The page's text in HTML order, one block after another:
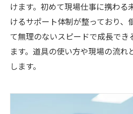
けます。初めて現場仕事に携わる
けるサポート体制が整っており、
て無理のないスピードで成長でき
ます。道具の使い方や現場の流れ
します。